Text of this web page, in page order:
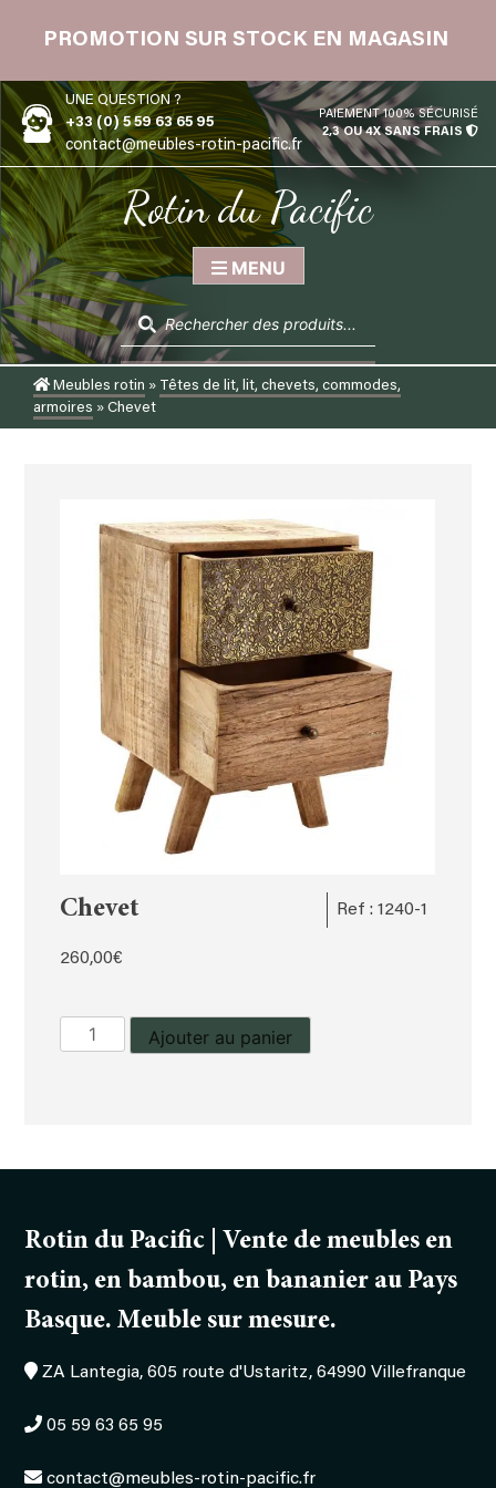
PROMOTION SUR STOCK EN MAGASIN
UNE QUESTION ?
+33 (0) 5 59 63 65 95
contact@meubles-rotin-pacific.fr
PAIEMENT 100% SÉCURISÉ
2,3 OU 4X SANS FRAIS
Rotin du Pacific
MENU
Recherche
de
produits
Meubles rotin » Têtes de lit, lit, chevets, commodes,
armoires » Chevet
Chevet Ref : 1240-1
260,00€
quantité
de
Ajouter au panier
Rotin du Pacific | Vente de meubles en
rotin, en bambou, en bananier au Pays
Basque. Meuble sur mesure.
ZA Lantegia, 605 route d'Ustaritz, 64990 Villefranque
05 59 63 65 95
contact@meubles-rotin-pacific.fr